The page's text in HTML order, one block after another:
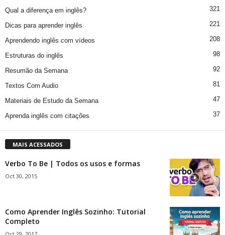
Qual a diferença em inglês? 321
Dicas para aprender inglês 221
Aprendendo inglês com vídeos 208
Estruturas do inglês 98
Resumão da Semana 92
Textos Com Audio 81
Materiais de Estudo da Semana 47
Aprenda inglês com citações 37
MAIS ACESSADOS
Verbo To Be | Todos os usos e formas
Oct 30, 2015
Como Aprender Inglês Sozinho: Tutorial
Completo